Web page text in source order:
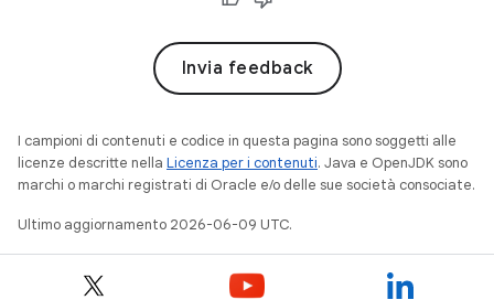
Invia feedback
I campioni di contenuti e codice in questa pagina sono soggetti alle
licenze descritte nella Licenza per i contenuti. Java e OpenJDK sono
marchi o marchi registrati di Oracle e/o delle sue società consociate.
Ultimo aggiornamento 2026-06-09 UTC.